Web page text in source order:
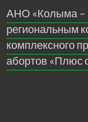
АНО «Колыма –
региональным
комплексного
абортов «Плюс